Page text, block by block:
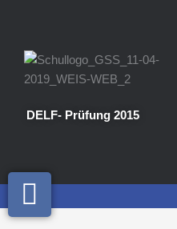
DELF- Prüfung 2015